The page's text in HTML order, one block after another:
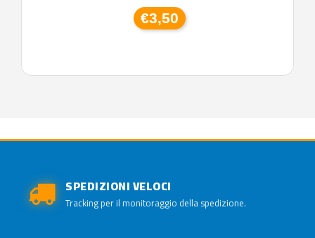
€3,50
SPEDIZIONI VELOCI
Tracking per il monitoraggio della spedizione.